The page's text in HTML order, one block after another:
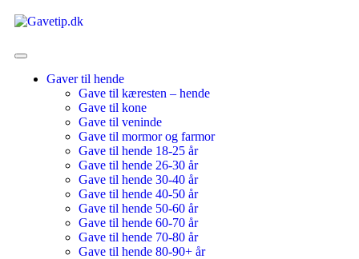
Gaver til hende
Gave til kæresten – hende
Gave til kone
Gave til veninde
Gave til mormor og farmor
Gave til hende 18-25 år
Gave til hende 26-30 år
Gave til hende 30-40 år
Gave til hende 40-50 år
Gave til hende 50-60 år
Gave til hende 60-70 år
Gave til hende 70-80 år
Gave til hende 80-90+ år